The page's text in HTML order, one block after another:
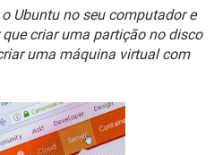
GMAIL
EXCEL
GMAIL
WHATSAPP
FACEBOOK
Ubuntu no seu computador e
criar uma partição no disco
uma máquina virtual com